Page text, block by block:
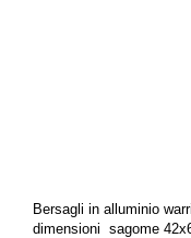
Bersagli in alluminio
dimensioni sagome